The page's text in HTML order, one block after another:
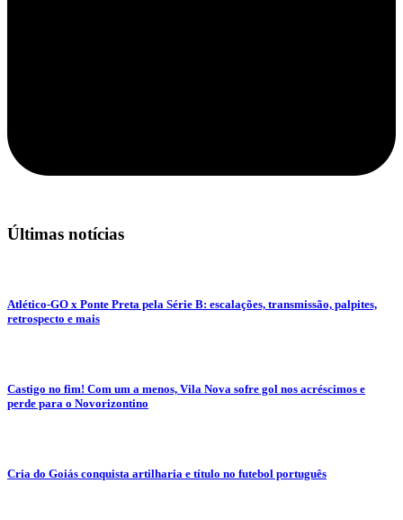
Últimas notícias
Atlético-GO x Ponte Preta pela Série B: escalações, transmissão, palpites,
retrospecto e mais
Castigo no fim! Com um a menos, Vila Nova sofre gol nos acréscimos e
perde para o Novorizontino
Cria do Goiás conquista artilharia e título no futebol português